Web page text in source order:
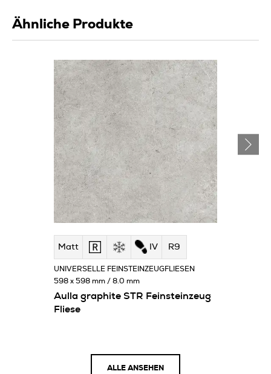
Ähnliche Produkte
Matt IV R9
Aulla graphite STR Feinsteinzeug
Fliese
UNIVERSELLE FEINSTEINZEUGFLIESEN
598 x 598 mm / 8.0 mm
ALLE ANSEHEN